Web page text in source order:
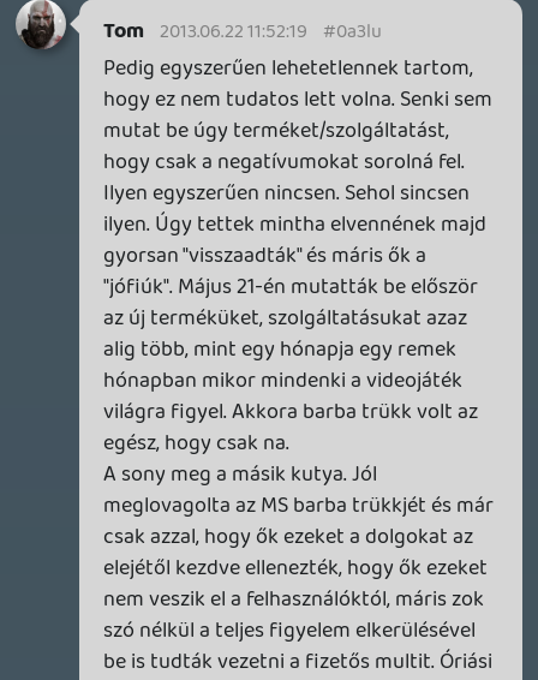
Ami összeférhetetlen, az valójában a
dobozos játék és a DRM. Mert ami már
alapból digitális, ott senkinek nincs vele
baja, hogy nem adhatja el. A fizikai
példányt el akarják adni az emberek.
Viszont Steam-en és LIVE-on is vannak
olcsó játékok, és onnantól már nincs gond
azzal, hogy nem adható el. Ha az E3-on
annyit mondtak volna, hogy "de a digitális
játék már első nap fele annyiba fog kerülni,
mint a dobozos változat", akkor ez az
egész DRM dolog nem lett volna ekkora
ügy. Mondjuk a dobozost eladhatod, de
drágább, a digitálisat meg nem adhatod el,
de olcsóbb. Ennyi kellett volna, nem pedig
oldalakon keresztül feltételeket fektetni az
emberek elé.
Megjegyzem, digitálisan is megoldható az
eladás (a licensz visszaadása x %-ért), én
remélem, hogy ezt is bevezetik, és az
ezutáni gépekben már lemezmeghajtó
sem lesz, és akkor egységesedik ez az
egész. Mert most ilyen hibrid állapotban
vagyunk, amibe az MS láthatóan jól bele is
zavarodott. De a Sony sem azért vette
meg a Gaikai-t, mert örökre a használt
dobozos játékokat szándékoznak